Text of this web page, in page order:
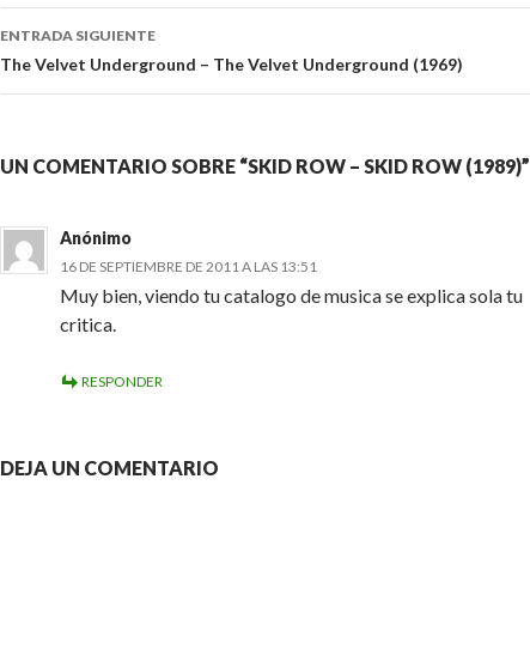
ENTRADA SIGUIENTE
The Velvet Underground – The Velvet Underground (1969)
UN COMENTARIO SOBRE “SKID ROW – SKID ROW (1989)”
Anónimo
16 DE SEPTIEMBRE DE 2011 A LAS 13:51
Muy bien, viendo tu catalogo de musica se explica sola tu
critica.
RESPONDER
DEJA UN COMENTARIO